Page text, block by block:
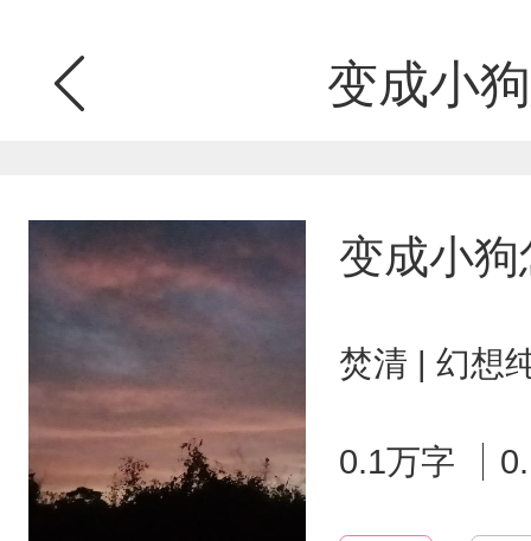
变成小
变成小
焚清 | 幻想
0.1万字